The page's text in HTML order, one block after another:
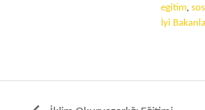
egitim,
İyi